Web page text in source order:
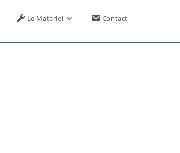
Le Matériel Contact